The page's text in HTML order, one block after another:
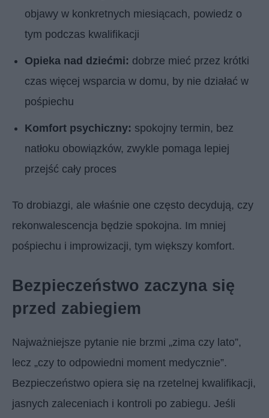
objawy w konkretnych miesiącach, powiedz o
tym podczas kwalifikacji
Opieka nad dziećmi: dobrze mieć przez krótki
czas więcej wsparcia w domu, by nie działać w
pośpiechu
Komfort psychiczny: spokojny termin, bez
natłoku obowiązków, zwykle pomaga lepiej
przejść cały proces
To drobiazgi, ale właśnie one często decydują, czy
rekonwalescencja będzie spokojna. Im mniej
pośpiechu i improwizacji, tym większy komfort.
Bezpieczeństwo zaczyna się
przed zabiegiem
Najważniejsze pytanie nie brzmi „zima czy lato”,
lecz „czy to odpowiedni moment medycznie”.
Bezpieczeństwo opiera się na rzetelnej kwalifikacji,
jasnych zaleceniach i kontroli po zabiegu. Jeśli